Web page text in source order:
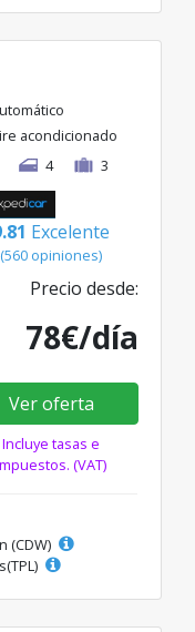
acondicionado
4 3
Excelente
(560 opiniones)
Precio desde:
78€/día
Ver oferta
Incluye tasas e
(VAT)
(CDW)